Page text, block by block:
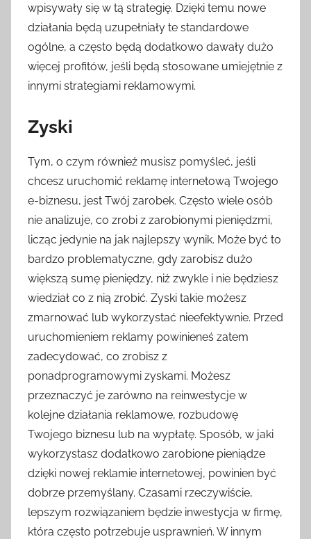
wpisywały się w tą strategię. Dzięki temu nowe
działania będą uzupełniały te standardowe
ogólne, a często będą dodatkowo dawały dużo
więcej profitów, jeśli będą stosowane umiejętnie z
innymi strategiami reklamowymi.
Zyski
Tym, o czym również musisz pomyśleć, jeśli
chcesz uruchomić reklamę internetową Twojego
e-biznesu, jest Twój zarobek. Często wiele osób
nie analizuje, co zrobi z zarobionymi pieniędzmi,
licząc jedynie na jak najlepszy wynik. Może być to
bardzo problematyczne, gdy zarobisz dużo
większą sumę pieniędzy, niż zwykle i nie będziesz
wiedział co z nią zrobić. Zyski takie możesz
zmarnować lub wykorzystać nieefektywnie. Przed
uruchomieniem reklamy powinieneś zatem
zadecydować, co zrobisz z
ponadprogramowymi zyskami. Możesz
przeznaczyć je zarówno na reinwestycje w
kolejne działania reklamowe, rozbudowę
Twojego biznesu lub na wypłatę. Sposób, w jaki
wykorzystasz dodatkowo zarobione pieniądze
dzięki nowej reklamie internetowej, powinien być
dobrze przemyślany. Czasami rzeczywiście,
lepszym rozwiązaniem będzie inwestycja w firmę,
która często potrzebuje usprawnień. W innym